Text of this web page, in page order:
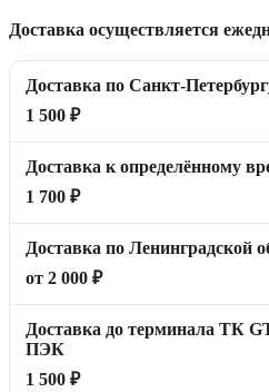
Доставка осуществляется
Доставка по Санкт-
1 500 ₽
Доставка к определённому
1 700 ₽
Доставка по Ленинградской
от 2 000 ₽
Доставка до терминала ТК
ПЭК
1 500 ₽